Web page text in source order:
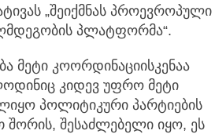
„შეიქმნას პროევროპული
პლატფორმა“.
მეტი კოორდინაციისკენაა
კიდევ უფრო მეტი
პოლიტიკური პარტიების
შორის, შესაძლებელი იყო, ეს